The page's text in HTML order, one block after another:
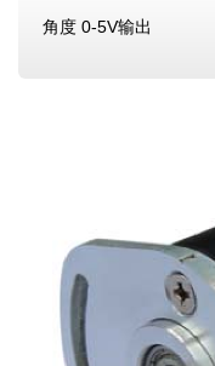
角度 0-5V输出